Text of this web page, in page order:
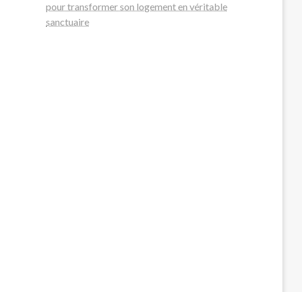
pour transformer son logement en véritable
sanctuaire